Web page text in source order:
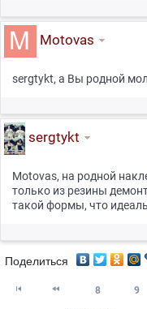
Motovas
sergtykt, а Вы родной
sergtykt
Motovas, на родной
только из резины
такой формы, что
Поделиться
  8 9